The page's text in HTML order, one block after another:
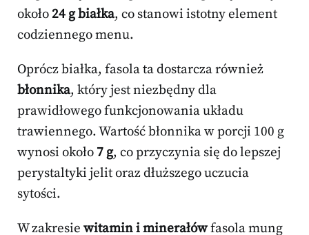
około 24 g białka, co stanowi istotny element
codziennego menu.
Oprócz białka, fasola ta dostarcza również
błonnika, który jest niezbędny dla
prawidłowego funkcjonowania układu
trawiennego. Wartość błonnika w porcji 100 g
wynosi około 7 g, co przyczynia się do lepszej
perystaltyki jelit oraz dłuższego uczucia
sytości.
W zakresie witamin i minerałówfasola mung